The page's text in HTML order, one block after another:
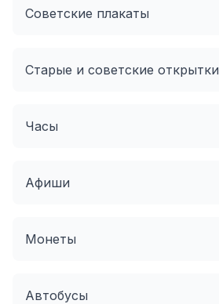
Советские плакаты
Старые и советские открытки
Часы
Афиши
Монеты
Автобусы